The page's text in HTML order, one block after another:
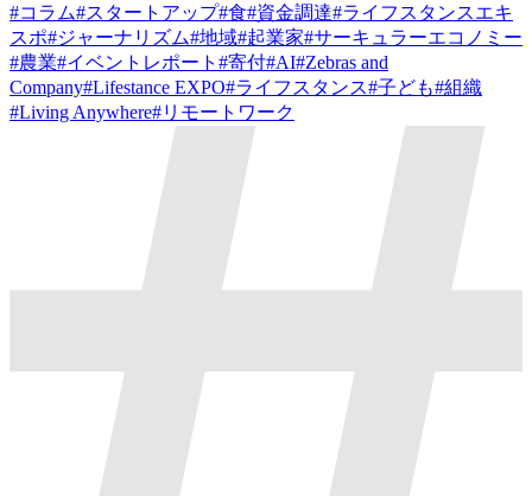
#コラム#スタートアップ#食#資金調達#ライフスタンスエキ
スポ#ジャーナリズム#地域#起業家#サーキュラーエコノミー
#農業#イベントレポート #寄付#AI#Zebras and
Company#Lifestance EXPO#ライフスタンス#子ども#組織
#Living Anywhere#リモートワーク